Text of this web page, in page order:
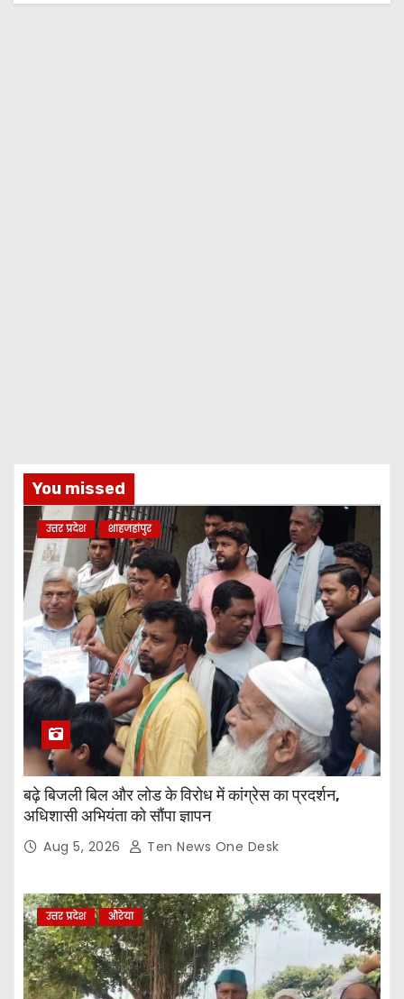
You missed
उत्तर प्रदेश शाहजहांपुर
बढ़े बिजली बिल और लोड के विरोध में कांग्रेस का प्रदर्शन,
अधिशासी अभियंता को सौंपा ज्ञापन
Aug 5, 2026 Ten News One Desk
उत्तर प्रदेश औरेया